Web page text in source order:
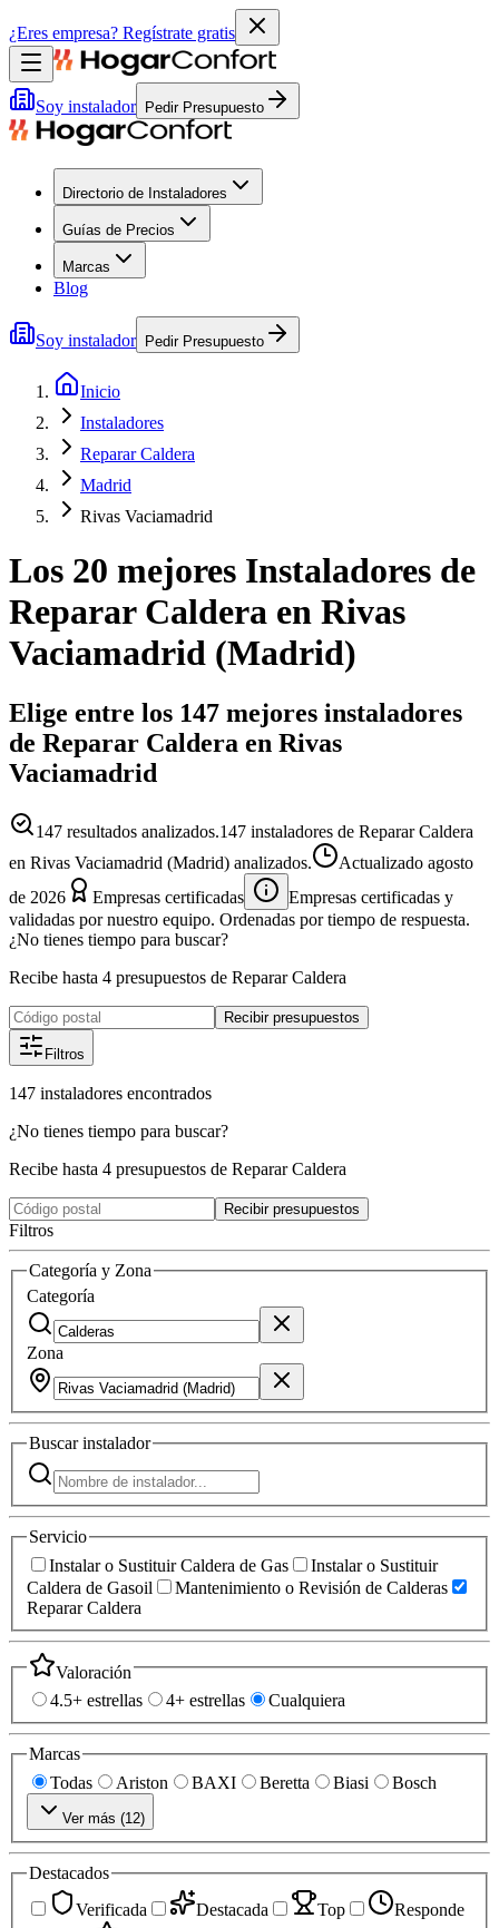
¿Eres empresa? Regístrate gratis
Soy instalador Pedir Presupuesto
Directorio de Instaladores
Guías de Precios
Marcas
Blog
Soy instalador Pedir Presupuesto
Inicio
Instaladores
Reparar Caldera
Madrid
Rivas Vaciamadrid
Los 20 mejores Instaladores de
Reparar Caldera en Rivas
Vaciamadrid (Madrid)
Elige entre los 147 mejores instaladores
de Reparar Caldera en Rivas
Vaciamadrid
147 resultados analizados.147 instaladores de Reparar Caldera
en Rivas Vaciamadrid (Madrid) analizados.
Actualizado agosto
de 2026
Empresas certificadas
Empresas certificadas y
validadas por nuestro equipo. Ordenadas por tiempo de respuesta.
¿No tienes tiempo para buscar?
Recibe hasta 4 presupuestos de Reparar Caldera
Recibir presupuestos
Filtros
147 instaladores encontrados
¿No tienes tiempo para buscar?
Recibe hasta 4 presupuestos de Reparar Caldera
Recibir presupuestos
Filtros
Categoría y Zona
Categoría
Zona
Buscarinstalador
Servicio
Instalar o Sustituir Caldera de Gas
Instalar o Sustituir
Caldera de Gasoil
Mantenimiento o Revisión de Calderas
Reparar Caldera
Valoración
4.5+ estrellas
4+ estrellas Cualquiera
Marcas
Todas
Ariston BAXI Beretta Biasi Bosch
Ver más (12)
Destacados
Verificada
Destacada Top
Responde